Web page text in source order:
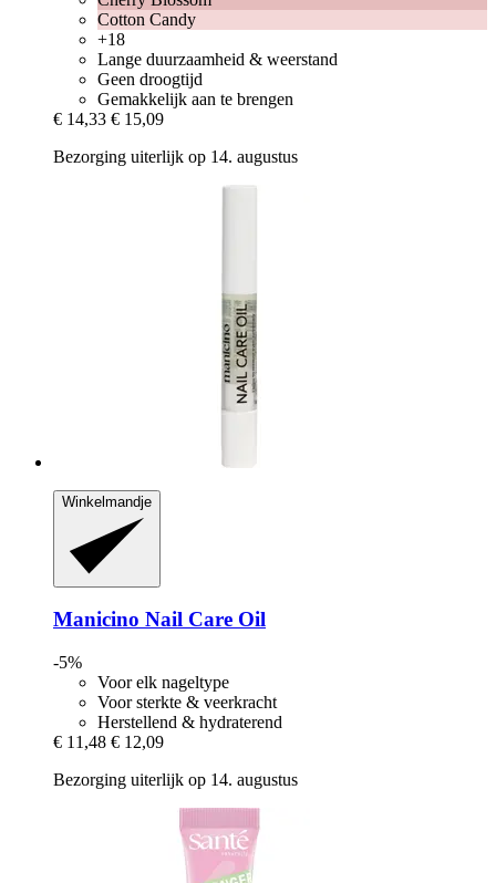
Cotton Candy
+18
Lange duurzaamheid & weerstand
Geen droogtijd
Gemakkelijk aan te brengen
€ 14,33 € 15,09
Bezorging uiterlijk op 14. augustus
Winkelmandje
Manicino Nail Care Oil
-5%
Voor elk nageltype
Voor sterkte & veerkracht
Herstellend & hydraterend
€ 11,48 € 12,09
Bezorging uiterlijk op 14. augustus